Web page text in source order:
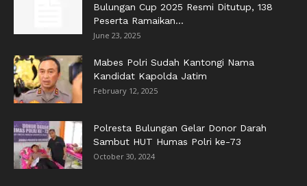
Bulungan Cup 2025 Resmi Ditutup, 138
Peserta Ramaikan...
June 23, 2025
Mabes Polri Sudah Kantongi Nama
Kandidat Kapolda Jatim
February 12, 2025
Polresta Bulungan Gelar Donor Darah
Sambut HUT Humas Polri ke-73
October 30, 2024